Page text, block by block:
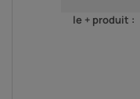
le + produit :